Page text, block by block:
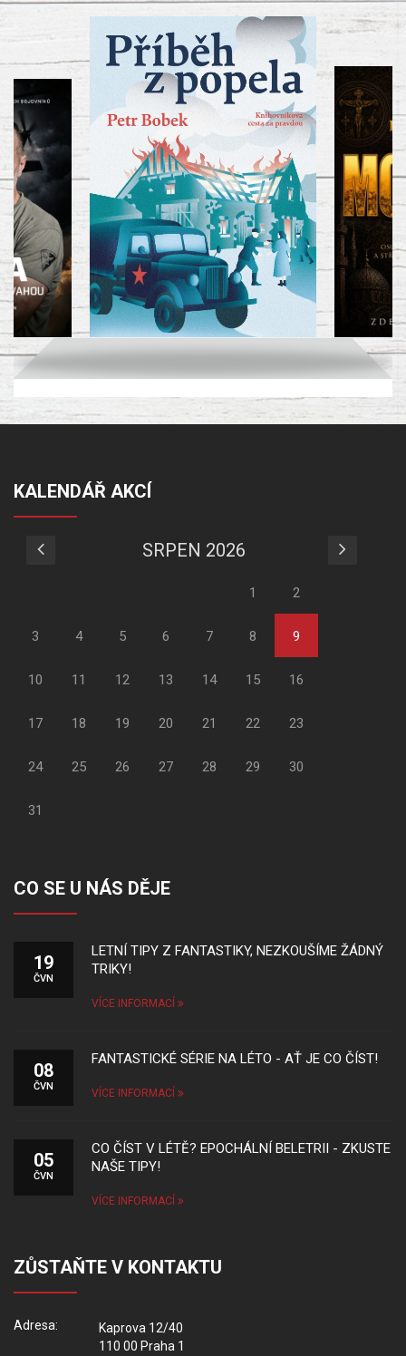
KALENDÁŘ AKCÍ
SRPEN 2026
1 2
3 4 5 6 7 8 9
10 11 12 13 14 15 16
17 18 19 20 21 22 23
24 25 26 27 28 29 30
31
CO SE U NÁS DĚJE
19
ČVN
LETNÍ TIPY Z FANTASTIKY, NEZKOUŠÍME ŽÁDNÝ
TRIKY!
VÍCE INFORMACÍ
08
ČVN
FANTASTICKÉ SÉRIE NA LÉTO - AŤ JE CO ČÍST!
VÍCE INFORMACÍ
05
ČVN
CO ČÍST V LÉTĚ? EPOCHÁLNÍ BELETRII - ZKUSTE
NAŠE TIPY!
VÍCE INFORMACÍ
ZŮSTAŇTE V KONTAKTU
Adresa:
Kaprova 12/40
110 00 Praha 1